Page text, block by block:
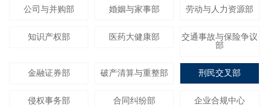
公司与并购部 婚姻与家事部 劳动与人力资源部
知识产权部 医药大健康部
交通事故与保险争议
部
金融证券部 破产清算与重整部 刑民交叉部
侵权事务部 合同纠纷部 企业合规中心